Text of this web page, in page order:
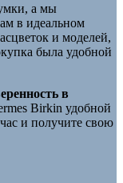
а мы
в идеальном
и моделей,
была удобной
в
Birkin удобной
и получите свою